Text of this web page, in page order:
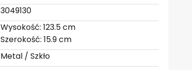
3049130
Wysokość: 123.5 cm
Szerokość: 15.9 cm
Metal / Szkło